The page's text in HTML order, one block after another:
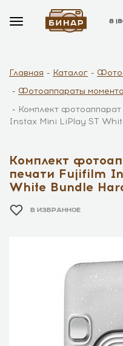
8
Главная Каталог
Фотоаппараты
Комплект
Instax Mini LiPlay ST
Комплект
печати Fujifilm
White Bundle
В ИЗБРАННОЕ